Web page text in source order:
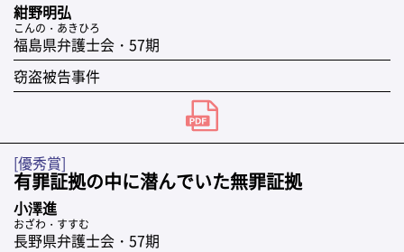
紺野明弘
こんの・あきひろ
福島県弁護士会・57期
窃盗被告事件
[優秀賞]
有罪証拠の中に潜んでいた無罪証拠
小澤進
おざわ・すすむ
長野県弁護士会・57期